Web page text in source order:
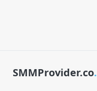
SMMProvider.co.